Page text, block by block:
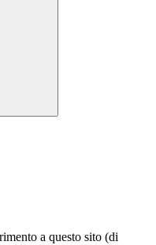
a questo sito (di